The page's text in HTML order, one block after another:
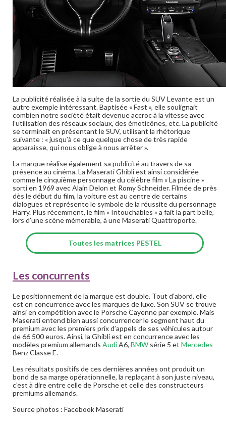
La publicité réalisée à la suite de la sortie du SUV Levante est un
autre exemple intéressant. Baptisée « Fast », elle soulignait
combien notre société était devenue accroc à la vitesse avec
l’utilisation des réseaux sociaux, des émoticônes, etc. La publicité
se terminait en présentant le SUV, utilisant la rhétorique
suivante : « jusqu’à ce que quelque chose de très rapide
apparaisse, qui nous oblige à nous arrêter ».
La marque réalise également sa publicité au travers de sa
présence au cinéma. La Maserati Ghibli est ainsi considérée
comme le cinquième personnage du célèbre film « La piscine »
sorti en 1969 avec Alain Delon et Romy Schneider. Filmée de près
dès le début du film, la voiture est au centre de certains
dialogues et représente le symbole de la réussite du personnage
Harry. Plus récemment, le film « Intouchables » a fait la part belle,
lors d’une scène mémorable, à une Maserati Quattroporte.
Toutes les matrices PESTEL
Les concurrents
Le positionnement de la marque est double. Tout d’abord, elle
est en concurrence avec les marques de luxe. Son SUV se trouve
ainsi en compétition avec le Porsche Cayenne par exemple. Mais
Maserati entend bien aussi concurrencer le segment haut du
premium avec les premiers prix d’appels de ses véhicules autour
de 66 500 euros. Ainsi, la Ghibli est en concurrence avec les
modèles premium allemands AudiA6, BMW série 5 et Mercedes
Benz Classe E.
Les résultats positifs de ces dernières années ont produit un
bond de sa marge opérationnelle, la replaçant à son juste niveau,
c’est à dire entre celle de Porsche et celle des constructeurs
premiums allemands.
Source photos : Facebook Maserati